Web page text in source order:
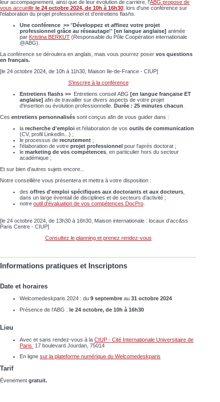
leur accompagnement, ainsi que de leur évolution de carrière, l'ABG propose de
vous accueillir le 24 octobre 2024, de 10h à 16h30 , lors d'une conférence sur
l'élaboration du projet professionnel et d'entretiens flashs.
Une conférence >> "Développez et affinez votre projet
professionnel grâce au réseautage!" [en langue anglaise] animée
par Kristina BERKUT (Responsable du Pôle Coopération internationale
@ABG).
La conférence se déroulera en anglais, mais vous pourrez poser vos questions
en français.
[le 24 octobre 2024, de 10h à 11h30, Maison Ile-de-France - CIUP]
S'inscrire à la conférence
Entretiens flashs >> Entretiens conseil ABG [en langue française ET
anglaise] afin de travailler sur divers aspects de votre projet
d'insertion ou évolution professionnelle. Durée : 25 minutes chacun
Ces entretiens personnalisés sont conçus afin de vous guider dans :
la recherche d'emploi et l'élaboration de vos outils de communication
(CV, profil LinkedIn...) ;
le processus de recrutement ;
l'élaboration de votre projet professionnel pour l'après doctorat ;
le marketing de vos compétences , en particulier hors du secteur
académique ;
Et sur bien d'autres sujets encore...
Notre conseillère vous présentera et mettra à votre disposition :
des offres d'emploi spécifiques aux doctorants et aux docteurs
dans un large éventail de disciplines et de secteurs d'activité ;
notre outil d'évaluation de vos compétences DocPro
[le 24 octobre 2024, de 13h30 à 16h30, Maison internationale : locaux d’acc&ss
Paris Centre - CIUP]
Consultez le planning et prenez rendez-vous
Informations pratiques et Inscriptons
Date et horaires
Welcomedeskparis 2024 : du 9 septembre au 31 octobre 2024
Présence de l'ABG : le 24 octobre, de 10h à 16h30
Lieu
Avec et sans rendez-vous à la CIUP - Cité Internationale Universitaire de
Paris
17 boulevard Jourdan, 75014
En ligne sur la plateforme numérique du Welcomedeskparis
Tarif
Évenement gratuit.